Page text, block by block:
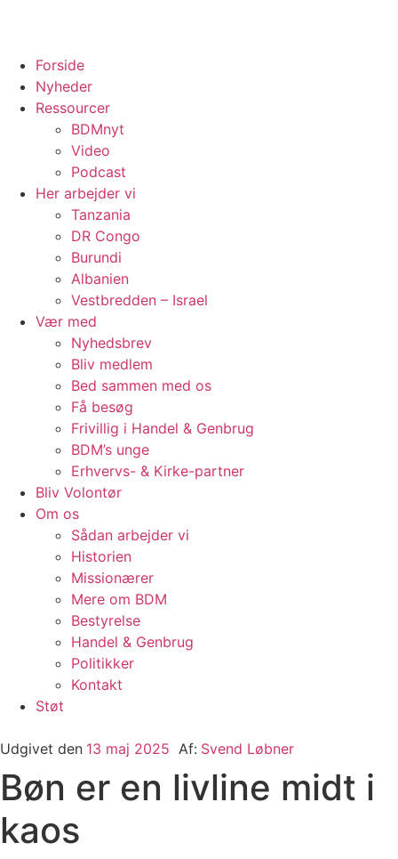
Forside
Nyheder
Ressourcer
BDMnyt
Video
Podcast
Her arbejder vi
Tanzania
DR Congo
Burundi
Albanien
Vestbredden – Israel
Vær med
Nyhedsbrev
Bliv medlem
Bed sammen med os
Få besøg
Frivillig i Handel & Genbrug
BDM’s unge
Erhvervs- & Kirke-partner
Bliv Volontør
Om os
Sådan arbejder vi
Historien
Missionærer
Mere om BDM
Bestyrelse
Handel & Genbrug
Politikker
Kontakt
Støt
Udgivet den 13 maj 2025 Af: Svend Løbner
Bøn er en livline midt i
kaos